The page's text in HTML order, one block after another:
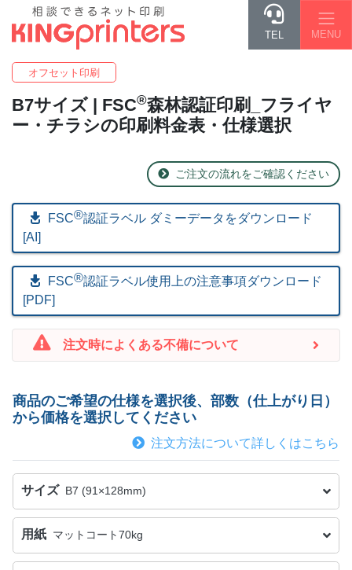
TEL MENU
オフセット印刷
B7サイズ | FSC®森林認証印刷_フライヤ
ー・チラシの印刷料金表・仕様選択
ご注文の流れをご確認ください
FSC®認証ラベル ダミーデータをダウンロード
[AI]
FSC®︎認証ラベル使用上の注意事項ダウンロード
[PDF]
注文時によくある不備について
商品のご希望の仕様を選択後、部数（仕上がり日）
から価格を選択してください
注文方法について詳しくはこちら
サイズ B7 (91×128mm)
用紙 マットコート70kg